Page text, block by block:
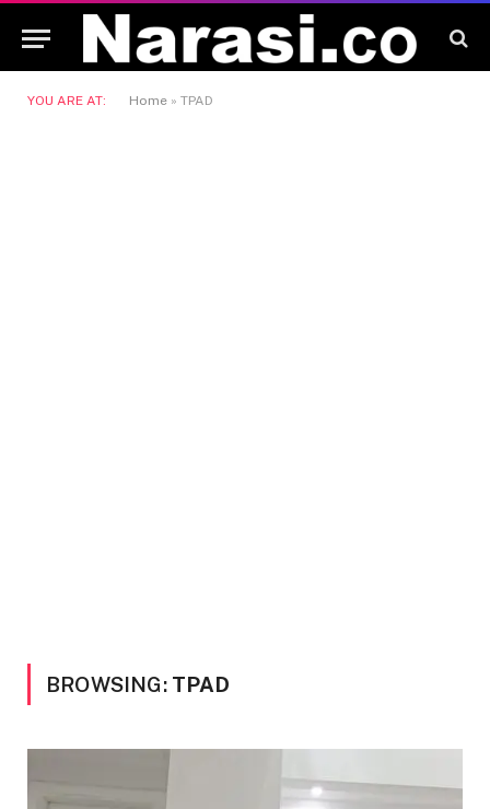
YOU ARE AT: Home » TPAD
BROWSING: TPAD